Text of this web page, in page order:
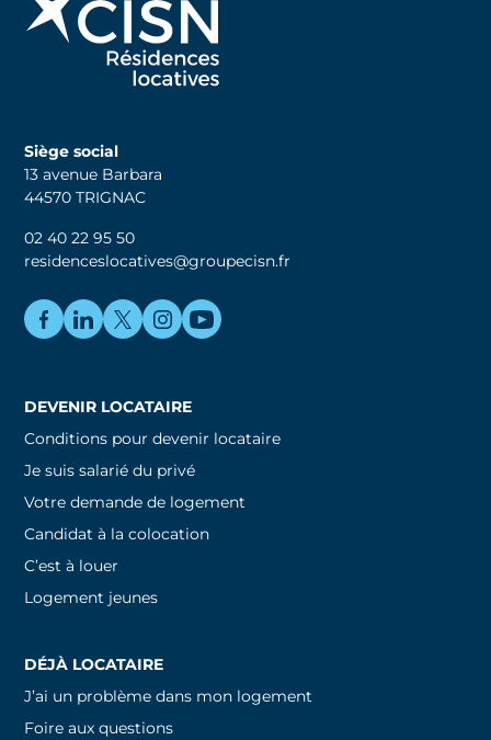
Siège social
13 avenue Barbara
44570 TRIGNAC
02 40 22 95 50
residenceslocatives@groupecisn.fr
DEVENIR LOCATAIRE
Conditions pour devenir locataire
Je suis salarié du privé
Votre demande de logement
Candidat à la colocation
C’est à louer
Logement jeunes
DÉJÀ LOCATAIRE
J’ai un problème dans mon logement
Foire aux questions